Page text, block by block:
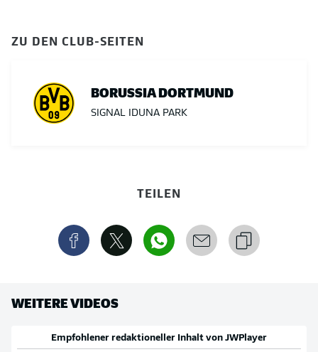
ZU DEN CLUB-SEITEN
BORUSSIA DORTMUND
SIGNAL IDUNA PARK
TEILEN
WEITERE VIDEOS
Empfohlener redaktioneller Inhalt von JWPlayer